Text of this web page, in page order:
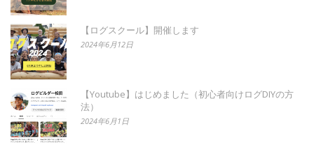
【ログスクール】開催します
2024年6月12日
【Youtube】はじめました（初心者向けログDIYの方
法）
2024年6月1日